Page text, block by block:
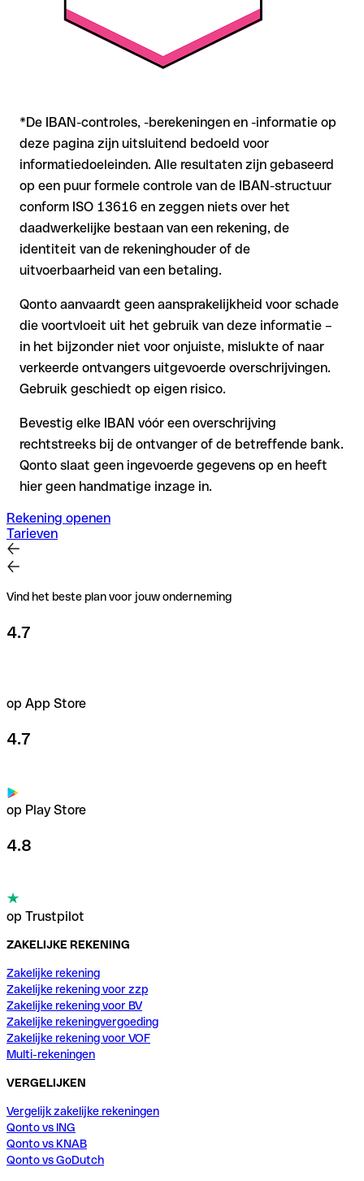
*De IBAN-controles, -berekeningen en -informatie op
deze pagina zijn uitsluitend bedoeld voor
informatiedoeleinden. Alle resultaten zijn gebaseerd
op een puur formele controle van de IBAN-structuur
conform ISO 13616 en zeggen niets over het
daadwerkelijke bestaan van een rekening, de
identiteit van de rekeninghouder of de
uitvoerbaarheid van een betaling.
Qonto aanvaardt geen aansprakelijkheid voor schade
die voortvloeit uit het gebruik van deze informatie –
in het bijzonder niet voor onjuiste, mislukte of naar
verkeerde ontvangers uitgevoerde overschrijvingen.
Gebruik geschiedt op eigen risico.
Bevestig elke IBAN vóór een overschrijving
rechtstreeks bij de ontvanger of de betreffende bank.
Qonto slaat geen ingevoerde gegevens op en heeft
hier geen handmatige inzage in.
Rekening openen
Tarieven
Vind het beste plan voor jouw onderneming
4.7
op App Store
4.7
op Play Store
4.8
op Trustpilot
ZAKELIJKE REKENING
Zakelijke rekening
Zakelijke rekening voor zzp
Zakelijke rekening voor BV
Zakelijke rekeningvergoeding
Zakelijke rekening voor VOF
Multi-rekeningen
VERGELIJKEN
Vergelijk zakelijke rekeningen
Qonto vs ING
Qonto vs KNAB
Qonto vs GoDutch